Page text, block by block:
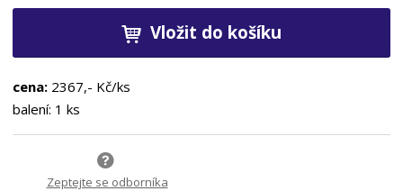
Vložit do košíku
cena: 2367,- Kč/ks
balení: 1 ks
Zeptejte se odborníka